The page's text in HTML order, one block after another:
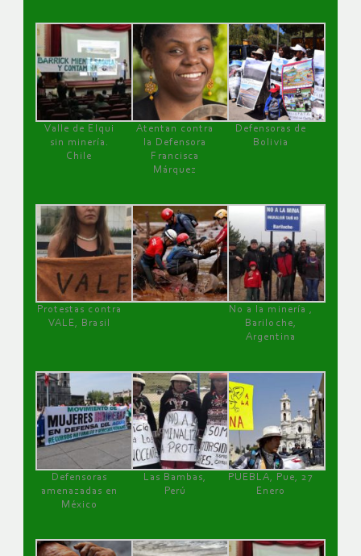
Valle de Elqui
sin minería.
Chile
Atentan contra
la Defensora
Francisca
Márquez
Defensoras de
Bolivia
Protestas contra
VALE, Brasil
No a la minería ,
Bariloche,
Argentina
Defensoras
amenazadas en
México
Las Bambas,
Perú
PUEBLA, Pue, 27
Enero